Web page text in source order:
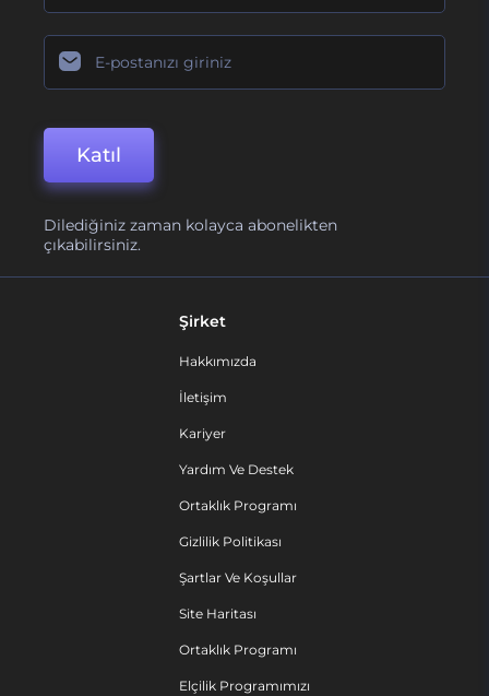
Katıl
Dilediğiniz zaman kolayca abonelikten
çıkabilirsiniz.
Şirket
Hakkımızda
İletişim
Kariyer
Yardım Ve Destek
Ortaklık Programı
Gizlilik Politikası
Şartlar Ve Koşullar
Site Haritası
Ortaklık Programı
Elçilik Programımızı